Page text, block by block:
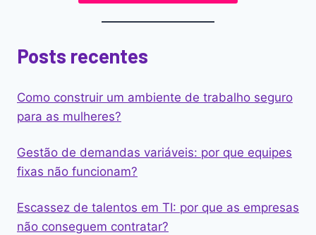
Posts recentes
Como construir um ambiente de trabalho seguro
para as mulheres?
Gestão de demandas variáveis: por que equipes
fixas não funcionam?
Escassez de talentos em TI: por que as empresas
não conseguem contratar?